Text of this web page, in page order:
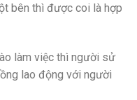
bên thì được coi là hợp
làm việc thì người sử
lao động với người